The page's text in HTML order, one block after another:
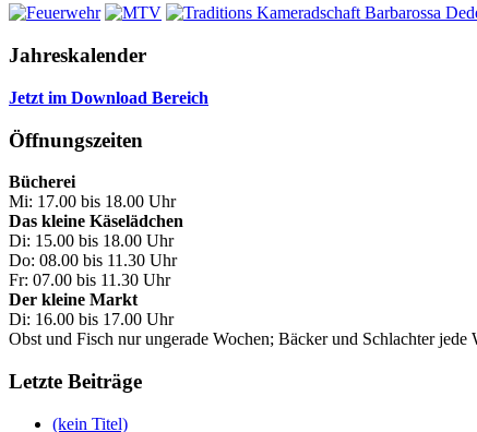
Jahreskalender
Jetzt im Download Bereich
Öffnungszeiten
Bücherei
Mi: 17.00 bis 18.00 Uhr
Das kleine Käselädchen
Di: 15.00 bis 18.00 Uhr
Do: 08.00 bis 11.30 Uhr
Fr: 07.00 bis 11.30 Uhr
Der kleine Markt
Di: 16.00 bis 17.00 Uhr
Obst und Fisch nur ungerade Wochen; Bäcker und Schlachter jede
Letzte Beiträge
(kein Titel)